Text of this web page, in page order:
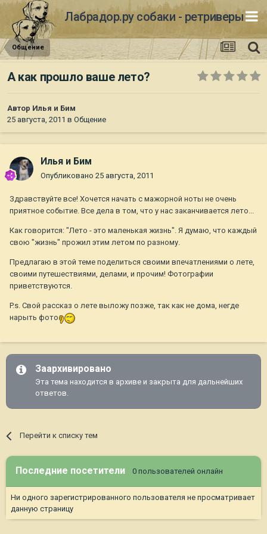
Лабрадор.ру собаки - ретриверы
Общение
А как прошло ваше лето?
Автор Илья и Бим
25 августа, 2011 в Общение
Илья и Бим
Опубликовано 25 августа, 2011
Здравствуйте все! Хочется начать с мажорной ноты не очень
приятное событие. Все дела в том, что у нас заканчивается лето...
Как говорится: "Лето - это маленькая жизнь". Я думаю, что каждый
свою "жизнь" прожил этим летом по разному.
Предлагаю в этой теме поделиться своими впечатлениями о лете,
своими путешествиями, делами, и прочим! Фотографии
приветствуются.
P.s. Свой рассказ о лете выложу позже, так как не дома, негде
нарыть фото
Заархивировано
Эта тема находится в архиве и закрыта для дальнейших
ответов.
Перейти к списку тем
Последние посетители 0 пользователей онлайн
Ни одного зарегистрированного пользователя не просматривает
данную страницу